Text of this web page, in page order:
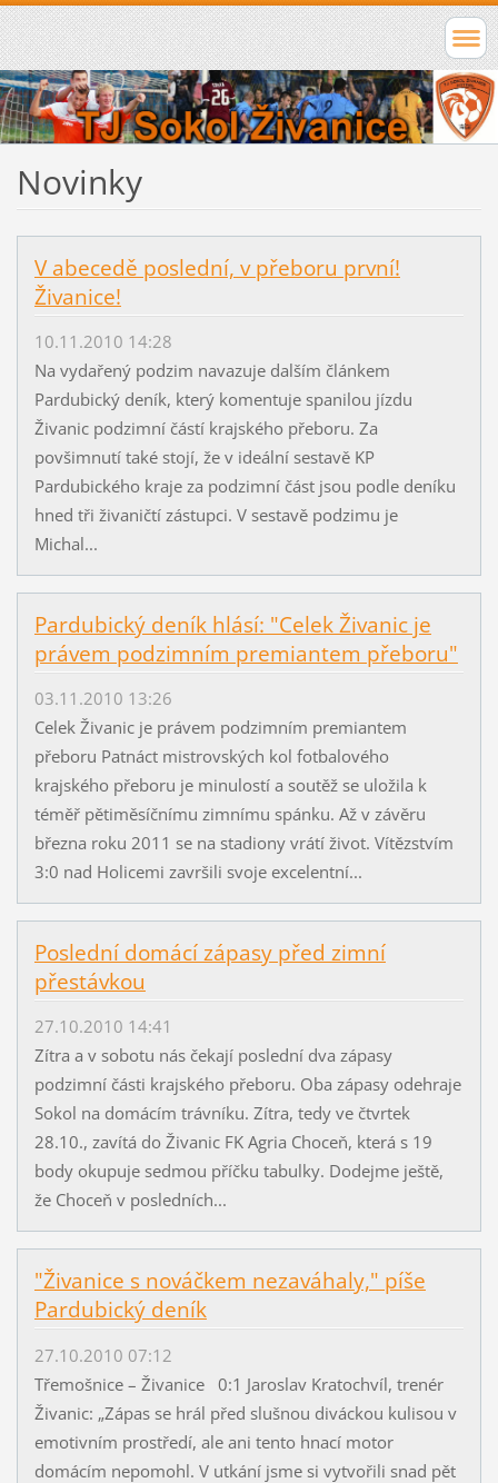
Novinky
V abecedě poslední, v přeboru první!
Živanice!
10.11.2010 14:28
Na vydařený podzim navazuje dalším článkem
Pardubický deník, který komentuje spanilou jízdu
Živanic podzimní částí krajského přeboru. Za
povšimnutí také stojí, že v ideální sestavě KP
Pardubického kraje za podzimní část jsou podle deníku
hned tři živaničtí zástupci. V sestavě podzimu je
Michal...
Pardubický deník hlásí: "Celek Živanic je
právem podzimním premiantem přeboru"
03.11.2010 13:26
Celek Živanic je právem podzimním premiantem
přeboru Patnáct mistrovských kol fotbalového
krajského přeboru je minulostí a soutěž se uložila k
téměř pětiměsíčnímu zimnímu spánku. Až v závěru
března roku 2011 se na stadiony vrátí život. Vítězstvím
3:0 nad Holicemi završili svoje excelentní...
Poslední domácí zápasy před zimní
přestávkou
27.10.2010 14:41
Zítra a v sobotu nás čekají poslední dva zápasy
podzimní části krajského přeboru. Oba zápasy odehraje
Sokol na domácím trávníku. Zítra, tedy ve čtvrtek
28.10., zavítá do Živanic FK Agria Choceň, která s 19
body okupuje sedmou příčku tabulky. Dodejme ještě,
že Choceň v posledních...
"Živanice s nováčkem nezaváhaly," píše
Pardubický deník
27.10.2010 07:12
Třemošnice – Živanice 0:1 Jaroslav Kratochvíl, trenér
Živanic: „Zápas se hrál před slušnou diváckou kulisou v
emotivním prostředí, ale ani tento hnací motor
domácím nepomohl. V utkání jsme si vytvořili snad pět